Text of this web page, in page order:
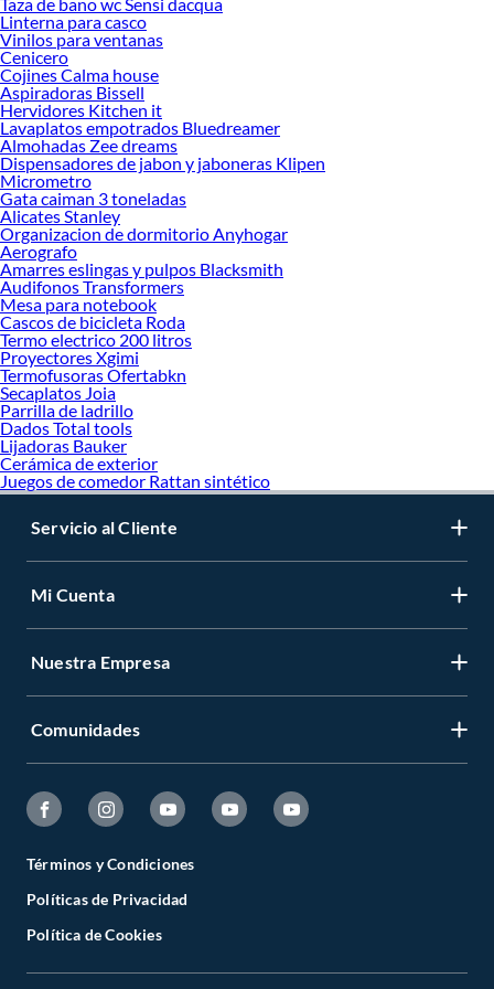
haz tus ideas realidad!
Linterna para casco
Vinilos para ventanas
Cenicero
Cojines Calma house
Aspiradoras Bissell
Hervidores Kitchen it
Lavaplatos empotrados Bluedreamer
Almohadas Zee dreams
Dispensadores de jabon y jaboneras Klipen
Micrometro
Gata caiman 3 toneladas
Alicates Stanley
Organizacion de dormitorio Anyhogar
Aerografo
Amarres eslingas y pulpos Blacksmith
Audifonos Transformers
Mesa para notebook
Cascos de bicicleta Roda
Termo electrico 200 litros
Proyectores Xgimi
Termofusoras Ofertabkn
Secaplatos Joia
Parrilla de ladrillo
Dados Total tools
Lijadoras Bauker
Cerámica de exterior
Juegos de comedor Rattan sintético
Servicio al Cliente
Mi Cuenta
Nuestra Empresa
Comunidades
Términos y Condiciones
Políticas de Privacidad
Política de Cookies